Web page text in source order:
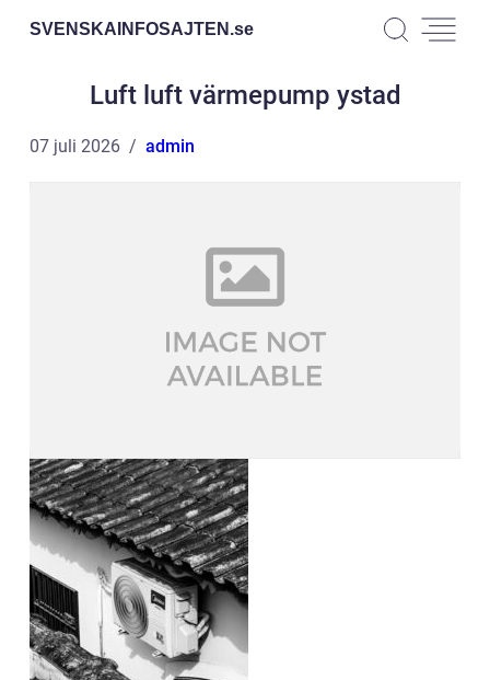
SVENSKAINFOSAJTEN.se
Luft luft värmepump ystad
07 juli 2026 admin